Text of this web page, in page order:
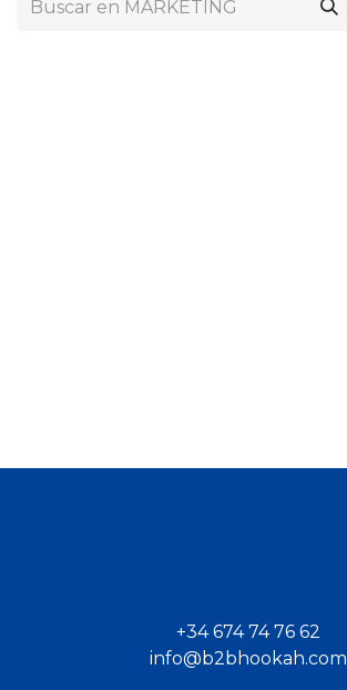
+34 674 74 76 62
info@b2bhookah.com